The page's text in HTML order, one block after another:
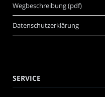
Wegbeschreibung (pdf)
Datenschutzerklärung
SERVICE